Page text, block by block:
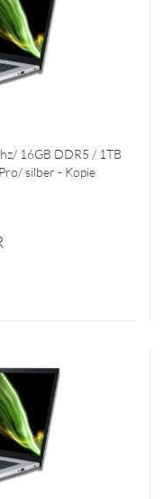
16GB DDR5 / 1TB
silber - Kopie